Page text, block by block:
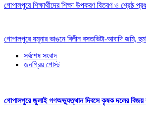
গোপালপুরে শিক্ষার্থীদের শিক্ষা উপকরণ বিতরণ ও শ্রেষ্ঠ
গোপালপুরে যমুনার ভাঙনে বিলীন বসতভিটা-আবাদি জমি,
সর্বশেষ সংবাদ
জনপ্রিয় পোস্ট
গোপালপুরে জুলাই গণঅভ্যুত্থান দিবসে কৃষক দলের বিজয়